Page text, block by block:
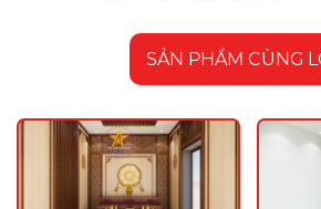
SẢN PHẨM CÙNG